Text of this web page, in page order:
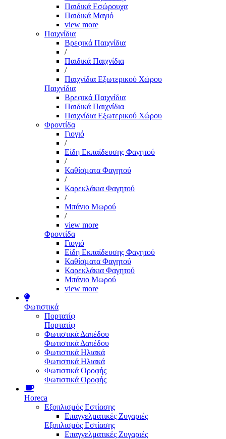
Παιδικά Εσώρουχα
Παιδικά Μαγιό
view more
Παιχνίδια
Βρεφικά Παιχνίδια
/
Παιδικά Παιχνίδια
/
Παιχνίδια Εξωτερικού Χώρου
Παιχνίδια
Βρεφικά Παιχνίδια
Παιδικά Παιχνίδια
Παιχνίδια Εξωτερικού Χώρου
Φροντίδα
Γιογιό
/
Είδη Εκπαίδευσης Φαγητού
/
Καθίσματα Φαγητού
/
Καρεκλάκια Φαγητού
/
Μπάνιο Μωρού
/
view more
Φροντίδα
Γιογιό
Είδη Εκπαίδευσης Φαγητού
Καθίσματα Φαγητού
Καρεκλάκια Φαγητού
Μπάνιο Μωρού
view more
Φωτιστικά
Πορτατίφ
Πορτατίφ
Φωτιστικά Δαπέδου
Φωτιστικά Δαπέδου
Φωτιστικά Ηλιακά
Φωτιστικά Ηλιακά
Φωτιστικά Οροφής
Φωτιστικά Οροφής
Horeca
Εξοπλισμός Εστίασης
Επαγγελματικές Ζυγαριές
Εξοπλισμός Εστίασης
Επαγγελματικές Ζυγαριές